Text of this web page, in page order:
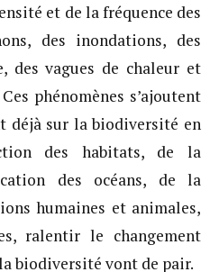
et de la fréquence des
des inondations, des
des vagues de chaleur et
phénomènes s’ajoutent
déjà sur la biodiversité en
des habitats, de la
des océans, de la
humaines et animales,
ralentir le changement
biodiversité vont de pair.